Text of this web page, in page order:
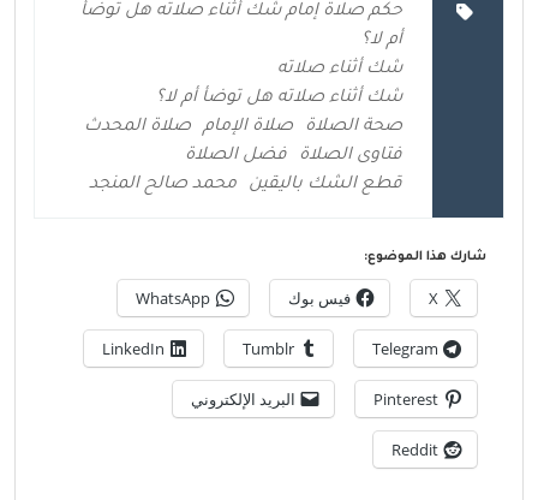
حكم صلاة إمام شك أثناء صلاته هل توضأ
أم لا؟
شك أثناء صلاته
شك أثناء صلاته هل توضأ أم لا؟
صحة الصلاة
صلاة الإمام
صلاة المحدث
فتاوى الصلاة
فضل الصلاة
قطع الشك باليقين
محمد صالح المنجد
شارك هذا الموضوع:
X فيس بوك WhatsApp
Telegram
Tumblr
LinkedIn
Pinterest البريد الإلكتروني
Reddit